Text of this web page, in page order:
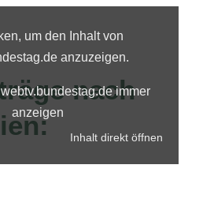
um den Inhalt von
anzuzeigen.
immer
anzeigen
Inhalt direkt öffnen
nach